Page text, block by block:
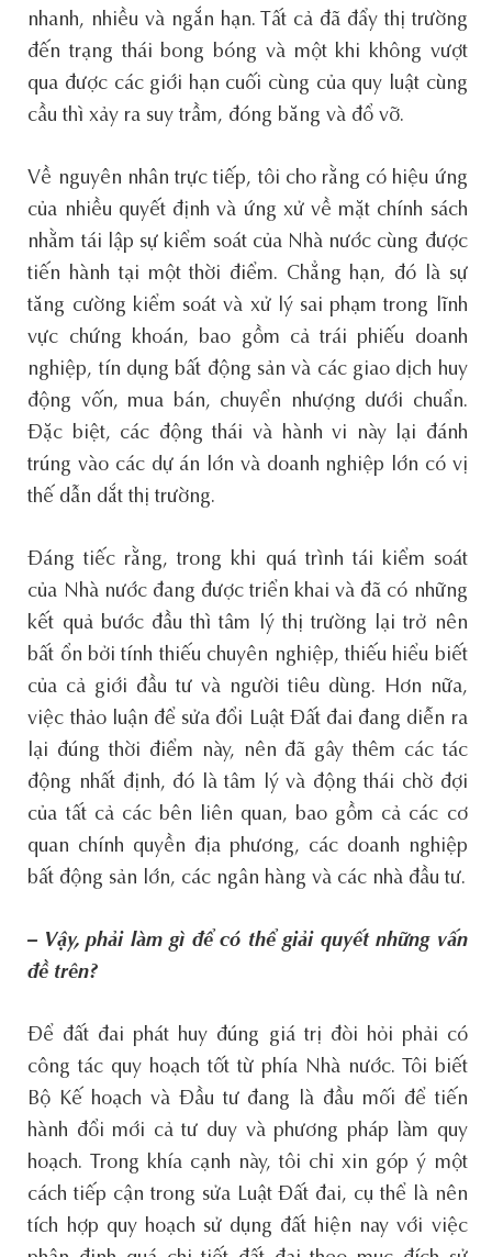
nhanh, nhiều và ngắn hạn. Tất cả đã đẩy thị trường
đến trạng thái bong bóng và một khi không vượt
qua được các giới hạn cuối cùng của quy luật cùng
cầu thì xảy ra suy trầm, đóng băng và đổ vỡ.
Về nguyên nhân trực tiếp, tôi cho rằng có hiệu ứng
của nhiều quyết định và ứng xử về mặt chính sách
nhằm tái lập sự kiểm soát của Nhà nước cùng được
tiến hành tại một thời điểm. Chẳng hạn, đó là sự
tăng cường kiểm soát và xử lý sai phạm trong lĩnh
vực chứng khoán, bao gồm cả trái phiếu doanh
nghiệp, tín dụng bất động sản và các giao dịch huy
động vốn, mua bán, chuyển nhượng dưới chuẩn.
Đặc biệt, các động thái và hành vi này lại đánh
trúng vào các dự án lớn và doanh nghiệp lớn có vị
thế dẫn dắt thị trường.
Đáng tiếc rằng, trong khi quá trình tái kiểm soát
của Nhà nước đang được triển khai và đã có những
kết quả bước đầu thì tâm lý thị trường lại trở nên
bất ổn bởi tính thiếu chuyên nghiệp, thiếu hiểu biết
của cả giới đầu tư và người tiêu dùng. Hơn nữa,
việc thảo luận để sửa đổi Luật Đất đai đang diễn ra
lại đúng thời điểm này, nên đã gây thêm các tác
động nhất định, đó là tâm lý và động thái chờ đợi
của tất cả các bên liên quan, bao gồm cả các cơ
quan chính quyền địa phương, các doanh nghiệp
bất động sản lớn, các ngân hàng và các nhà đầu tư.
– Vậy, phải làm gì để có thể giải quyết những vấn
đề trên?
Để đất đai phát huy đúng giá trị đòi hỏi phải có
công tác quy hoạch tốt từ phía Nhà nước. Tôi biết
Bộ Kế hoạch và Đầu tư đang là đầu mối để tiến
hành đổi mới cả tư duy và phương pháp làm quy
hoạch. Trong khía cạnh này, tôi chỉ xin góp ý một
cách tiếp cận trong sửa Luật Đất đai, cụ thể là nên
tích hợp quy hoạch sử dụng đất hiện nay với việc